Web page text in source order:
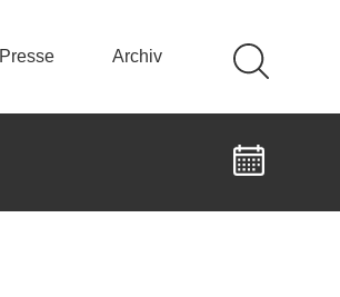
Presse Archiv